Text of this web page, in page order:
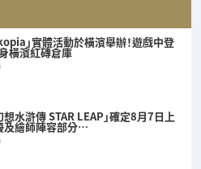
」實體活動於橫濱舉辦！遊戲中登
橫濱紅磚倉庫
想水滸傳 STAR LEAP」確定8月7日上
及繪師陣容部分…